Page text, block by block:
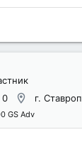
0 г.
GS Adv